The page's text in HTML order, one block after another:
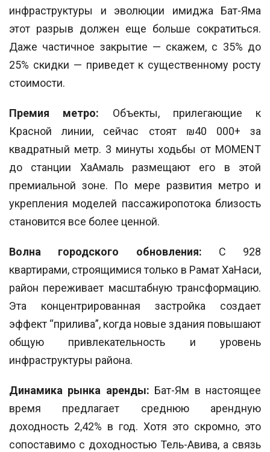
инфраструктуры и эволюции имиджа Бат-Яма
этот разрыв должен еще больше сократиться.
Даже частичное закрытие — скажем, с 35% до
25% скидки — приведет к существенному росту
стоимости.
Премия метро: Объекты, прилегающие к
Красной линии, сейчас стоят ₪40 000+ за
квадратный метр. 3 минуты ходьбы от MOMENT
до станции ХаАмаль размещают его в этой
премиальной зоне. По мере развития метро и
укрепления моделей пассажиропотока близость
становится все более ценной.
Волна городского обновления: С 928
квартирами, строящимися только в Рамат ХаНаси,
район переживает масштабную трансформацию.
Эта концентрированная застройка создает
эффект “прилива”, когда новые здания повышают
общую привлекательность и уровень
инфраструктуры района.
Динамика рынка аренды: Бат-Ям в настоящее
время предлагает среднюю арендную
доходность 2,42% в год. Хотя это скромно, это
сопоставимо с доходностью Тель-Авива, а связь